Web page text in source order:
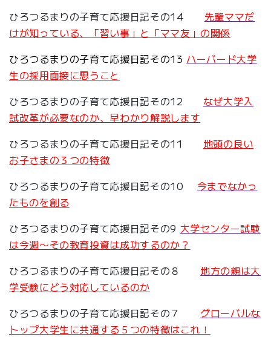
ひろつるまりの子育て応援日記その14 先輩ママだ
けが知っている、「習い事」と「ママ友」の関係
ひろつるまりの子育て応援日記その13 ハーバード大学
生の採用面接に思うこと
ひろつるまりの子育て応援日記その12 なぜ大学入
試改革が必要なのか、早わかり解説します
ひろつるまりの子育て応援日記その11
地頭の良い
お子さまの３つの特徴
ひろつるまりの子育て応援日記その10 今までなかっ
たものを創る
ひろつるまりの子育て応援日記その9 大学センター試験
は今週〜その教育投資は成功するのか？
ひろつるまりの子育て応援日記その８ 地方の親は大
学受験にどう対応しているのか
ひろつるまりの子育て応援日記その７グローバルな
トップ大学生に共通する５つの特徴はこれ！